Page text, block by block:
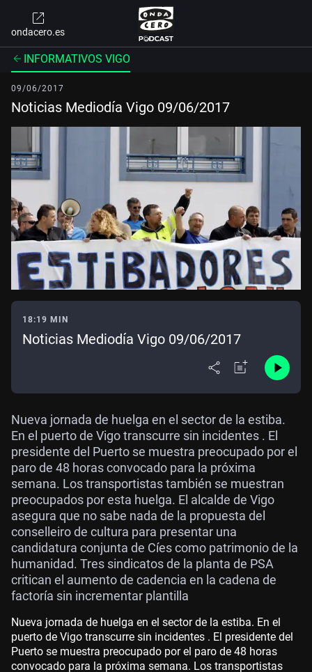
ondacero.es
INFORMATIVOS VIGO
09/06/2017
Noticias Mediodía Vigo 09/06/2017
18:19 MIN
Noticias Mediodía Vigo 09/06/2017
Nueva jornada de huelga en el sector de la estiba.
En el puerto de Vigo transcurre sin incidentes . El
presidente del Puerto se muestra preocupado por el
paro de 48 horas convocado para la próxima
semana. Los transportistas también se muestran
preocupados por esta huelga. El alcalde de Vigo
asegura que no sabe nada de la propuesta del
conselleiro de cultura para presentar una
candidatura conjunta de Cíes como patrimonio de la
humanidad. Tres sindicatos de la planta de PSA
critican el aumento de cadencia en la cadena de
factoría sin incrementar plantilla
Nueva jornada de huelga en el sector de la estiba. En el
puerto de Vigo transcurre sin incidentes . El presidente del
Puerto se muestra preocupado por el paro de 48 horas
convocado para la próxima semana. Los transportistas